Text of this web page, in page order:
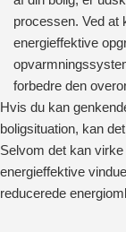
processen. Ved at
energieffektive
forbedre den
Hvis du kan
boligsituation, kan
Selvom det kan
energieffektive
reducerede